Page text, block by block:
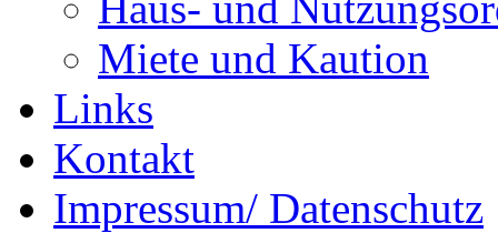
Miete und Kaution
Links
Kontakt
Impressum/ Datenschutz